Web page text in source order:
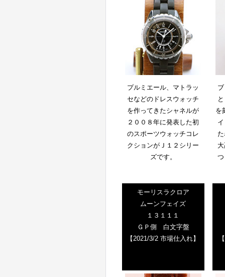
プルミエール、マトラッ
セなどのドレスウォッチ
を作ってきたシャネルが
２００８年に発表した初
のスポーツウォッチコレ
クションがＪ１２シリー
ズです。
を
モーリスラクロア
ムーンフェイズ
１３１１１
ＧＰ側 白文字盤
【2021/3/2 市場仕入れ】